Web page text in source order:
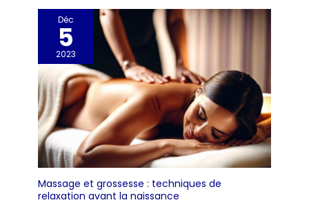
Déc
5
2023
Massage et grossesse : techniques de
relaxation avant la naissance